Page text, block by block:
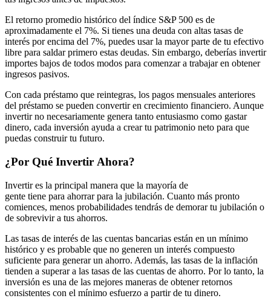
El retorno promedio histórico del índice S&P 500 es de
aproximadamente el 7%. Si tienes una deuda con altas tasas de
interés por encima del 7%, puedes usar la mayor parte de tu efectivo
libre para saldar primero estas deudas. Sin embargo, deberías invertir
importes bajos de todos modos para comenzar a trabajar en obtener
ingresos pasivos.
Con cada préstamo que reintegras, los pagos mensuales anteriores
del préstamo se pueden convertir en crecimiento financiero. Aunque
invertir no necesariamente genera tanto entusiasmo como gastar
dinero, cada inversión ayuda a crear tu patrimonio neto para que
puedas construir tu futuro.
¿Por Qué Invertir Ahora?
Invertir es la principal manera que la mayoría de
gente tiene para ahorrar para la jubilación. Cuanto más pronto
comiences, menos probabilidades tendrás de demorar tu jubilación o
de sobrevivir a tus ahorros.
Las tasas de interés de las cuentas bancarias están en un mínimo
histórico y es probable que no generen un interés compuesto
suficiente para generar un ahorro. Además, las tasas de la inflación
tienden a superar a las tasas de las cuentas de ahorro. Por lo tanto, la
inversión es una de las mejores maneras de obtener retornos
consistentes con el mínimo esfuerzo a partir de tu dinero.